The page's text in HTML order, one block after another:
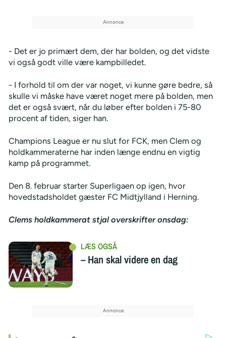
- Det er jo primært dem, der har bolden, og det vidste
vi også godt ville være kampbilledet.
- I forhold til om der var noget, vi kunne gøre bedre, så
skulle vi måske have været noget mere på bolden, men
det er også svært, når du løber efter bolden i 75-80
procent af tiden, siger han.
Champions League er nu slut for FCK, men Clem og
holdkammeraterne har inden længe endnu en vigtig
kamp på programmet.
Den 8. februar starter Superligaen op igen, hvor
hovedstadsholdet gæster FC Midtjylland i Herning.
Clems holdkammerat stjal overskrifter onsdag:
– Han skal videre en dag